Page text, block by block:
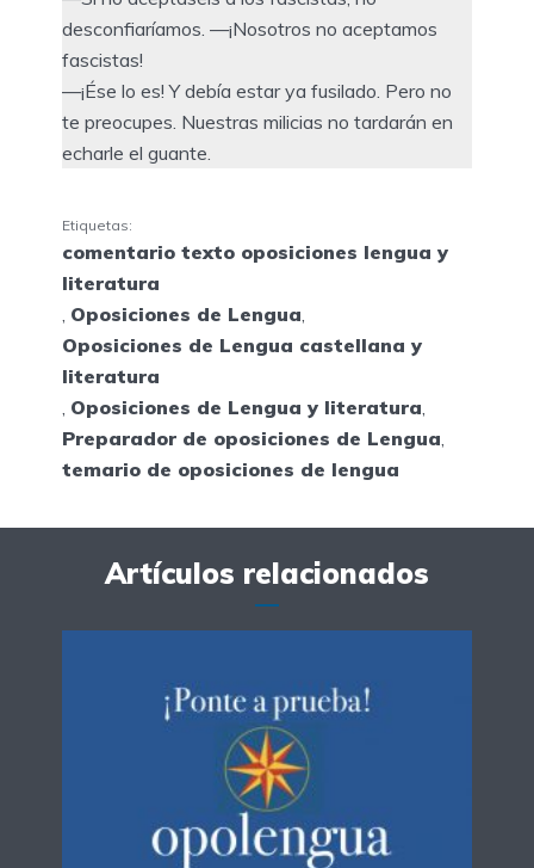
desconfiaríamos. —¡Nosotros no aceptamos
fascistas!
—¡Ése lo es! Y debía estar ya fusilado. Pero no
te preocupes. Nuestras milicias no tardarán en
echarle el guante.
Etiquetas:
comentario texto oposiciones lengua y
literatura
, Oposiciones de Lengua,
Oposiciones de Lengua castellana y
literatura
, Oposiciones de Lengua y literatura,
Preparador de oposiciones de Lengua,
temario de oposiciones de lengua
Artículos relacionados